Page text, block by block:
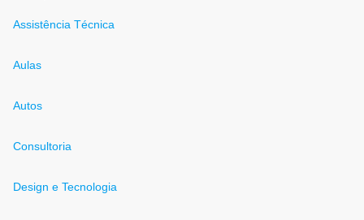
Assistência Técnica
Aulas
Autos
Consultoria
Design e Tecnologia